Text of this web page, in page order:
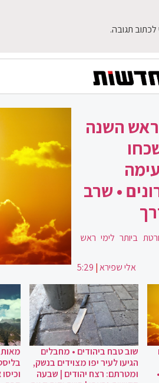
לכתוב תגובה.
ראש השנה
• שרב
ביותר לימי ראש
אלי שפירא|
5:29
שוב טבח ביהודים • מחבלים
הגיעו לעיר יפו מצוידים בנשק,
ומטרתם: רצח יהודים | שבעה